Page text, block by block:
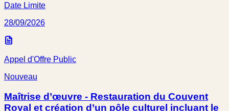
Date Limite
28/09/2026
Appel d'Offre Public
Nouveau
Maîtrise d’œuvre - Restauration du Couvent
Royal et création d’un pôle culturel incluant le